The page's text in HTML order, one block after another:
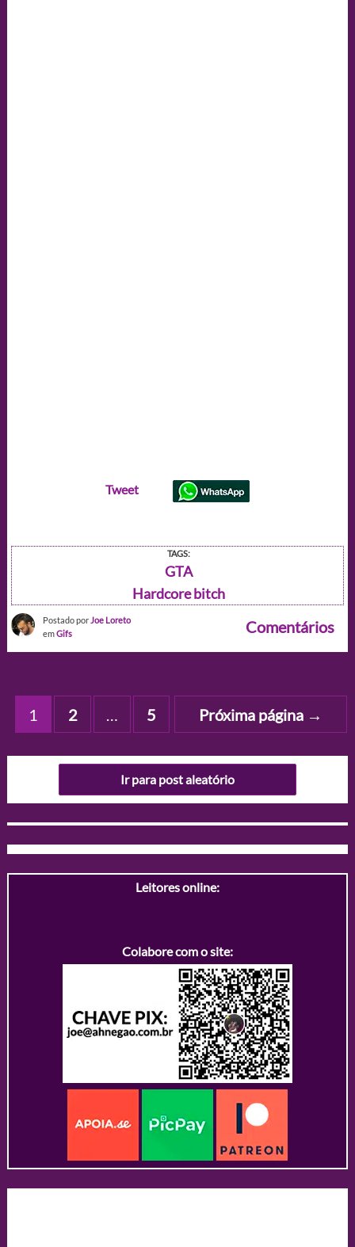
Tweet
TAGS:
GTA
Hardcore bitch
Postado por Joe Loreto
emGifs Comentários
Paginação
posts
1 2 … 5 Próxima página →
Ir para post aleatório
Leitores online:
Colabore com o site: